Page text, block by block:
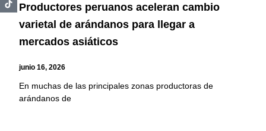
Productores peruanos aceleran cambio
varietal de arándanos para llegar a
mercados asiáticos
junio 16, 2026
En muchas de las principales zonas productoras de
arándanos de